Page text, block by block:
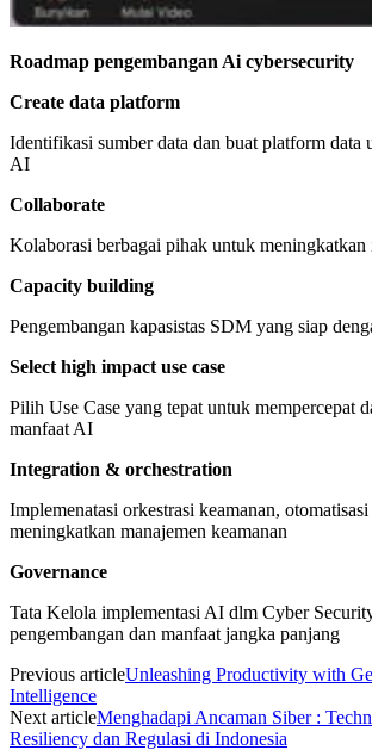
Roadmap pengembangan Ai cybersecurity
Create data platform
Identifikasi sumber data dan buat platform data
AI
Collaborate
Kolaborasi berbagai pihak untuk meningkatkan
Capacity building
Pengembangan kapasistas SDM yang siap
Select high impact use case
Pilih Use Case yang tepat untuk mempercepat
manfaat AI
Integration & orchestration
Implemenatasi orkestrasi keamanan,
meningkatkan manajemen keamanan
Governance
Tata Kelola implementasi AI dlm Cyber
pengembangan dan manfaat jangka panjang
Previous articleUnleashing Productivity with
Intelligence
Next articleMenghadapi Ancaman Siber :
Resiliency dan Regulasi di Indonesia